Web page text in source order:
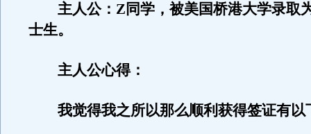
主人公：Z同学，被美国桥港大学录取
士生。
主人公心得：
我觉得我之所以那么顺利获得签证有以